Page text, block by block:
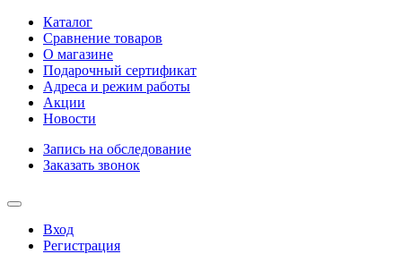
Каталог
Сравнение товаров
О магазине
Подарочный сертификат
Адреса и режим работы
Акции
Новости
Запись на обследование
Заказать звонок
Вход
Регистрация